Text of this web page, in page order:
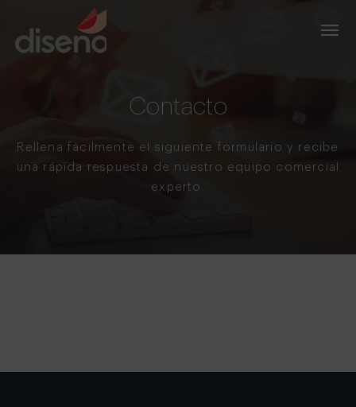
Contacto
Rellena fácilmente el siguiente formulario y recibe
una rápida respuesta de nuestro equipo comercial
experto.